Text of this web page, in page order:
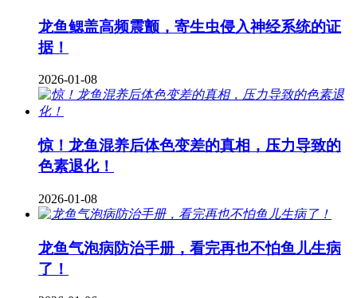
龙鱼鳃盖高频震颤，寄生虫侵入神经系统的证
据！
2026-01-08
惊！龙鱼混养后体色变差的真相，压力导致的
色素退化！
2026-01-08
龙鱼气泡病防治手册，看完再也不怕鱼儿生病
了！